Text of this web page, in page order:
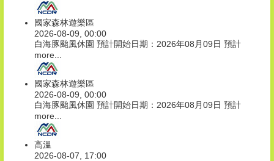
國家森林遊樂區
2026-08-09, 00:00
白海豚颱風休園 預計開始日期：2026年08月09日 預計
more...
國家森林遊樂區
2026-08-09, 00:00
白海豚颱風休園 預計開始日期：2026年08月09日 預計
more...
高溫
2026-08-07, 17:00